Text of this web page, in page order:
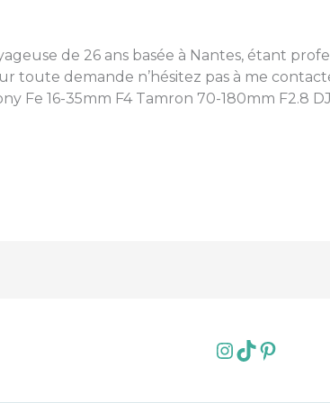
de 26 ans basée à Nantes, étant
toute demande n’hésitez pas à me
Fe 16-35mm F4 Tamron 70-180mm F2.8
Instagram
TikTok